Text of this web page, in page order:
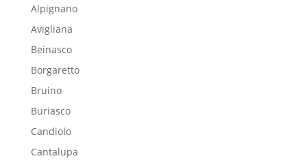
Alpignano
Avigliana
Beinasco
Borgaretto
Bruino
Buriasco
Candiolo
Cantalupa